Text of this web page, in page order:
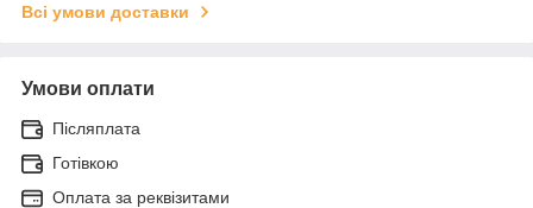
Всі умови доставки
Умови оплати
Післяплата
Готівкою
Оплата за реквізитами